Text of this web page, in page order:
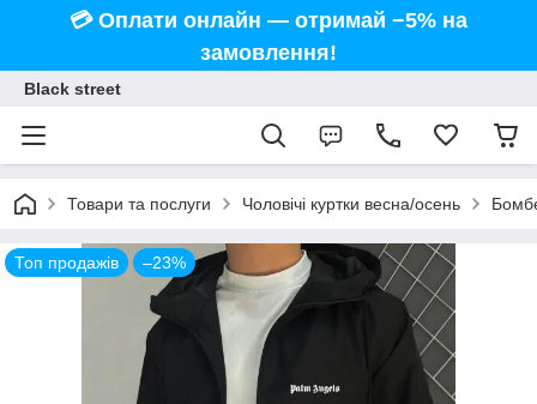
💳 Оплати онлайн — отримай −5% на
замовлення!
Black street
Товари та послуги Чоловічі куртки весна/осень
Топ продажів –23%